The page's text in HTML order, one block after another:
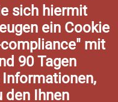
sich hiermit
ein Cookie
mit
90 Tagen
den Ihnen